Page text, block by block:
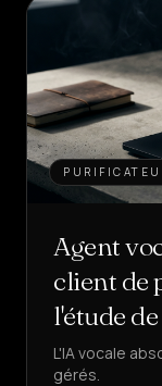
Agent
client de
l'étude
L'IA vocale
gérés.